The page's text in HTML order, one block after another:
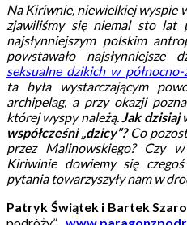
Na Kiriwnie, niewielkiej wyspie
zjawiliśmy się niemal sto lat
najsłynniejszym polskim
powstawało najsłynniejsze
seksualne dzikich w
ta była wystarczającym
archipelag, a przy okazji
której wyspy należą.Jak dzisiaj
współcześni „dzicy”?Co
przez Malinowskiego? Czy
Kiriwinie dowiemy się
pytania towarzyszyły nam w
Patryk Świątek i Bartek Szaro